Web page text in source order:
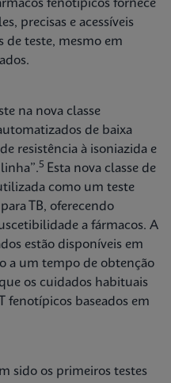
fenotípicos fornece
precisas e acessíveis
de teste, mesmo em
na nova classe
de baixa
resistência à isoniazida e
5 Esta nova classe de
como um teste
TB, oferecendo
a fármacos. A
estão disponíveis em
a um tempo de obtenção
os cuidados habituais
fenotípicos baseados em
sido os primeiros testes